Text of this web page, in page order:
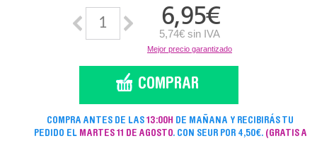
6,95€
5,74€ sin IVA
Mejor precio garantizado
COMPRA ANTES DE LAS13:00H DE MAÑANA Y RECIBIRÁS TU
PEDIDO EL MARTES 11 DE AGOSTO. CON SEUR POR 4,50€. (GRATIS A